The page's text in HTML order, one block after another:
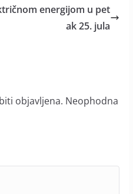
energijom u pet
ak 25. jula
objavljena. Neophodna